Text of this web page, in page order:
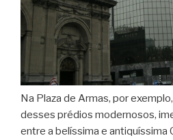
Na Plaza de Armas, por
desses prédios modernosos,
entre a belíssima e antiquíssima